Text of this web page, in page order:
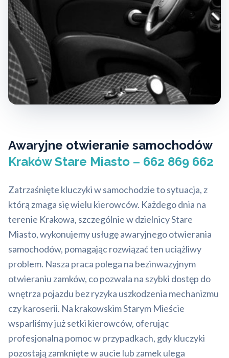
Awaryjne otwieranie samochodów
Kraków Stare Miasto – 662 869 662
Zatrzaśnięte kluczyki w samochodzie to sytuacja, z
którą zmaga się wielu kierowców. Każdego dnia na
terenie Krakowa, szczególnie w dzielnicy Stare
Miasto, wykonujemy usługę awaryjnego otwierania
samochodów, pomagając rozwiązać ten uciążliwy
problem. Nasza praca polega na bezinwazyjnym
otwieraniu zamków, co pozwala na szybki dostęp do
wnętrza pojazdu bez ryzyka uszkodzenia mechanizmu
czy karoserii. Na krakowskim Starym Mieście
wsparliśmy już setki kierowców, oferując
profesjonalną pomoc w przypadkach, gdy kluczyki
pozostają zamknięte w aucie lub zamek ulega